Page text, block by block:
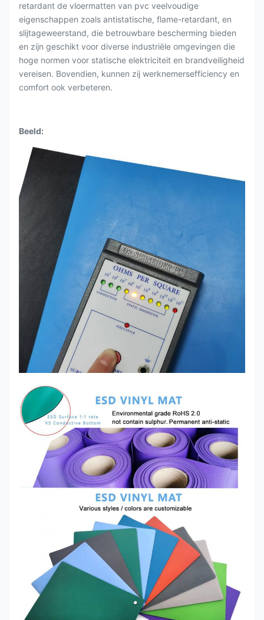
retardant de vloermatten van pvc veelvoudige
eigenschappen zoals antistatische, flame-retardant, en
slijtageweerstand, die betrouwbare bescherming bieden
en zijn geschikt voor diverse industriële omgevingen die
hoge normen voor statische elektriciteit en brandveiligheid
vereisen. Bovendien, kunnen zij werknemersefficiency en
comfort ook verbeteren.
Beeld: